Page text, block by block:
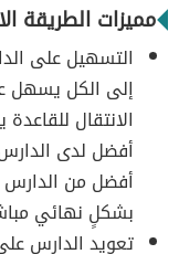
مميزات الطريقة
التسهيل على
إلى الكل يسهل
الانتقال
أفضل لدى
أفضل من
بشكلٍ نهائي
تعويد الدارس